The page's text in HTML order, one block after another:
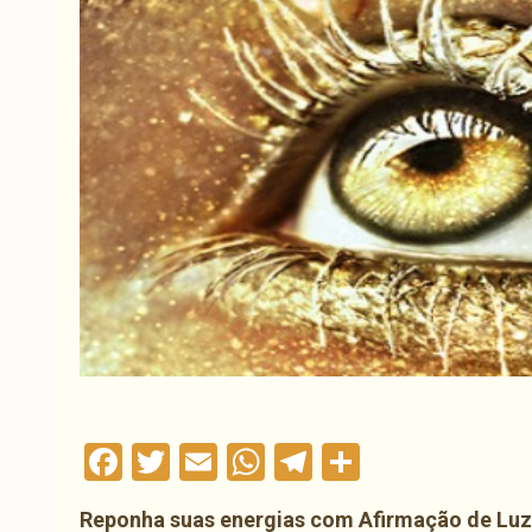
Facebook
Twitter
EmailWhatsApp
Telegram
Reponha suas energias com Afirmação de Luz